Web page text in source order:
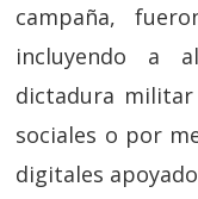
campaña,
incluyendo a
dictadura militar
sociales o por
digitales